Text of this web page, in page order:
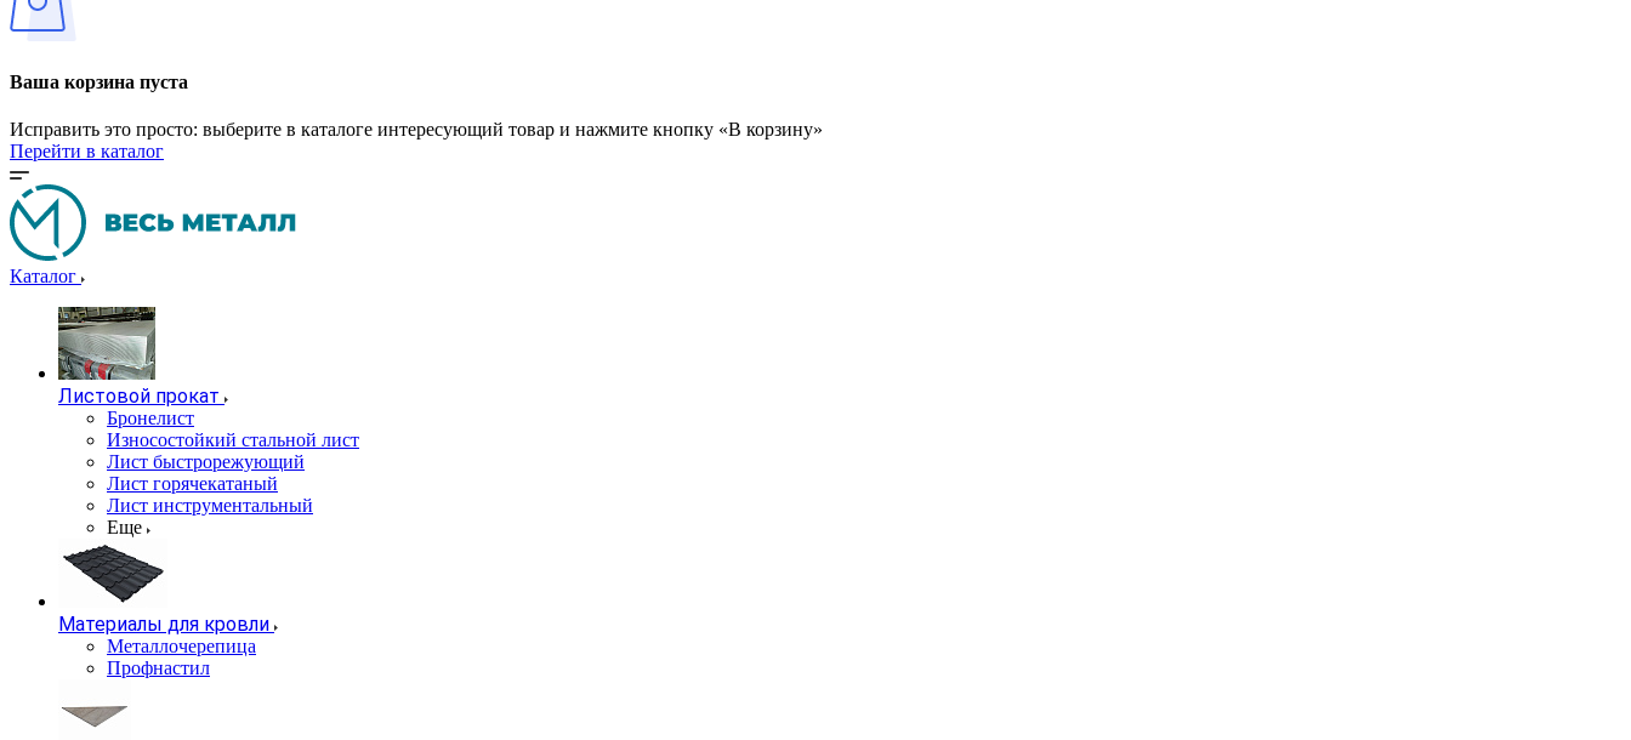
Ваша корзина пуста
Исправить это просто: выберите в каталоге интересующий товар и нажмите кнопку «В корзину»
Перейти в каталог
Каталог
Листовой прокат
Бронелист
Износостойкий стальной лист
Лист быстрорежующий
Лист горячекатаный
Лист инструментальный
Еще
Материалы для кровли
Металлочерепица
Профнастил